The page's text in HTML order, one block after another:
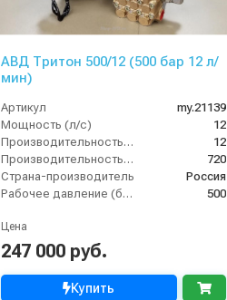
АВД Тритон 500/12 (500 бар 12 л/
мин)
Артикул
my.21139
Мощность (л/с)
12
Производительность (л/мин)
12
Производительность (л/ч)
720
Страна-производитель
Россия
Рабочее давление (бар)
500
Цена
247 000 руб.
Купить